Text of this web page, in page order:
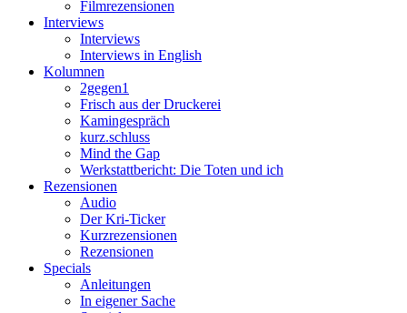
Filmrezensionen
Interviews
Interviews
Interviews in English
Kolumnen
2gegen1
Frisch aus der Druckerei
Kamingespräch
kurz.schluss
Mind the Gap
Werkstattbericht: Die Toten und ich
Rezensionen
Audio
Der Kri-Ticker
Kurzrezensionen
Rezensionen
Specials
Anleitungen
In eigener Sache